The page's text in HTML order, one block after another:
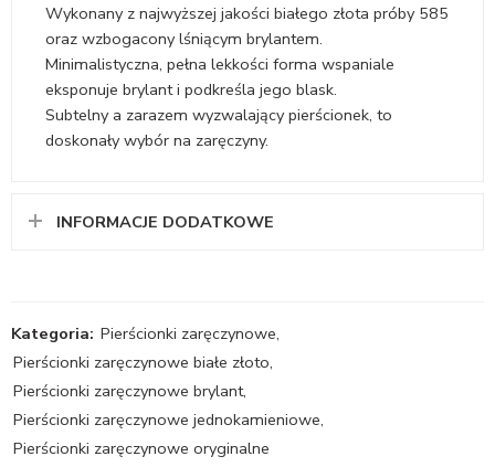
Wykonany z najwyższej jakości białego złota próby 585
oraz wzbogacony lśniącym brylantem.
Minimalistyczna, pełna lekkości forma wspaniale
eksponuje brylant i podkreśla jego blask.
Subtelny a zarazem wyzwalający pierścionek, to
doskonały wybór na zaręczyny.
INFORMACJE DODATKOWE
Kategoria: Pierścionki zaręczynowe,
Pierścionki zaręczynowe białe złoto,
Pierścionki zaręczynowe brylant,
Pierścionki zaręczynowe jednokamieniowe,
Pierścionki zaręczynowe oryginalne